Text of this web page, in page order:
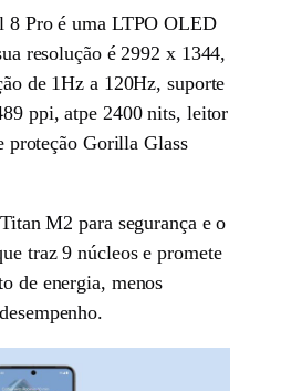
8 Pro é uma LTPO OLED
resolução é 2992 x 1344,
de 1Hz a 120Hz, suporte
ppi, atpe 2400 nits, leitor
proteção Gorilla Glass
M2 para segurança e o
traz 9 núcleos e promete
de energia, menos